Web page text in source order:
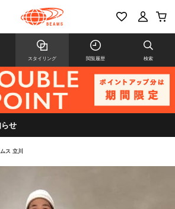
スタイリング 閲覧履歴 検索
せ
ス 立川